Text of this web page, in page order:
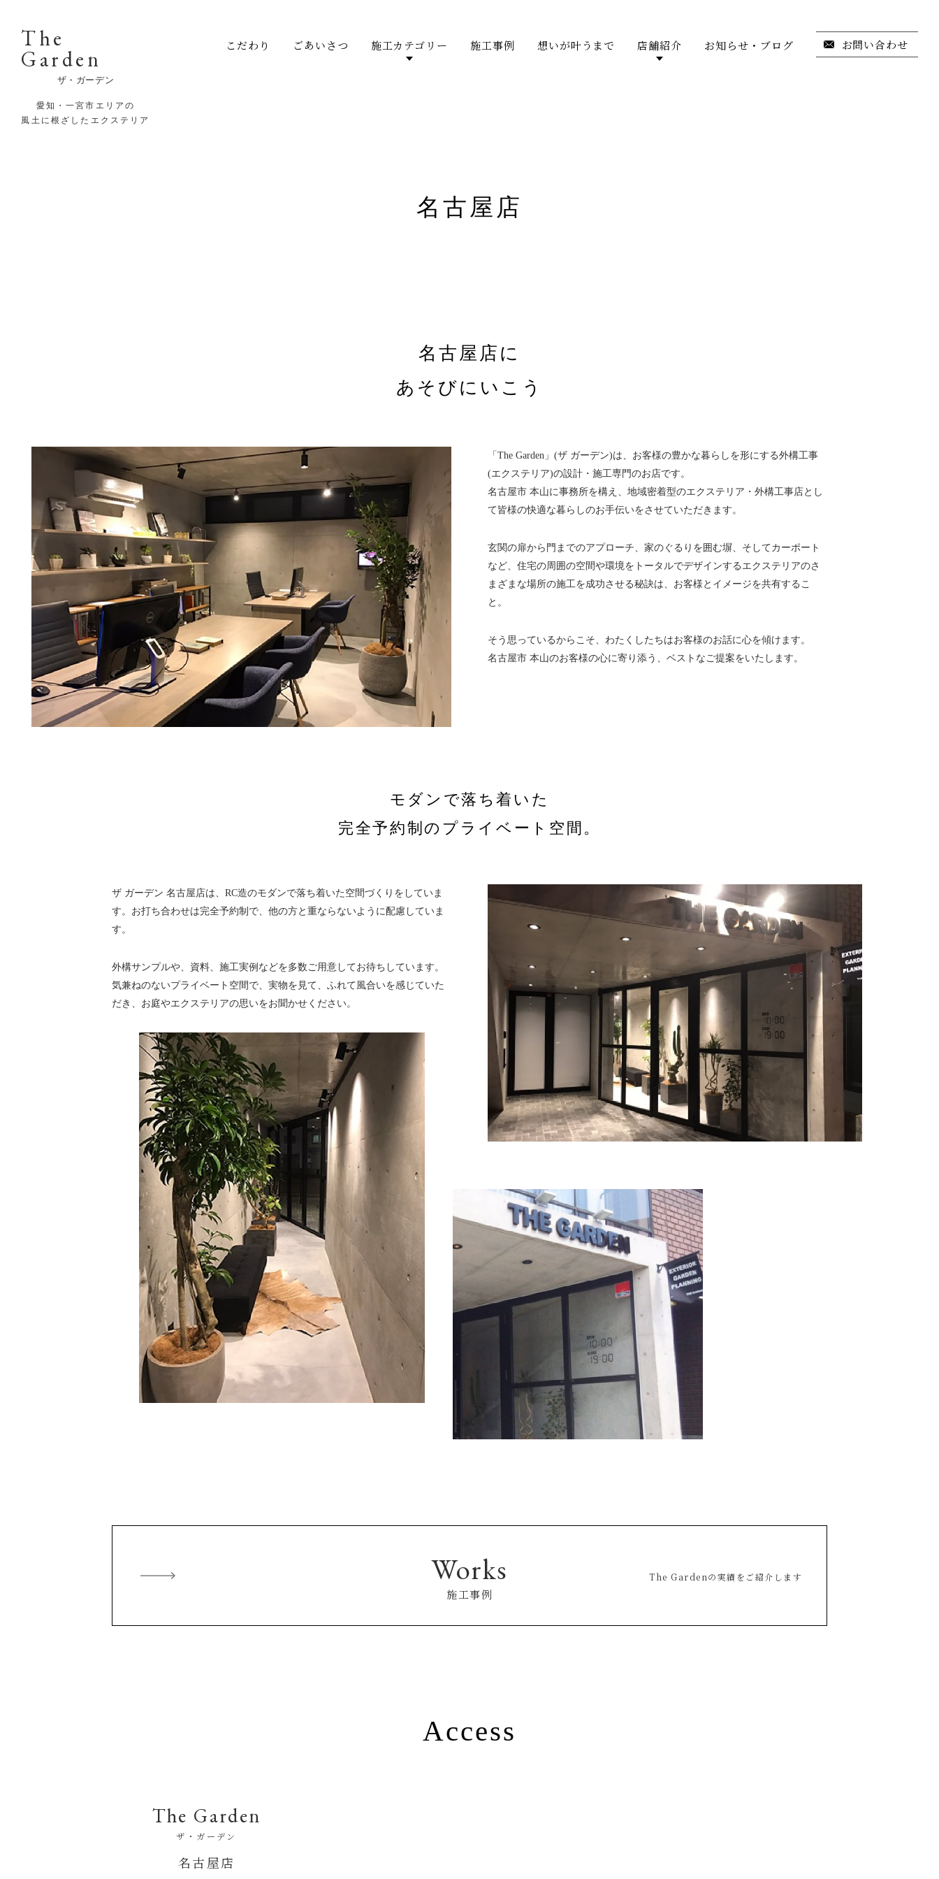
The
Garden
ザ・ガーデン
愛知・一宮市エリアの
風土に根ざしたエクステリア
こだわり ごあいさつ 施工カテゴリー 施工事例 想いが叶うまで 店舗紹介 お知らせ・ブログ お問い合わせ
名古屋店
名古屋店に
あそびにいこう
「The Garden」(ザ ガーデン)は、お客様の豊かな暮らしを形にする外構工事
(エクステリア)の設計・施工専門のお店です。
名古屋市 本山に事務所を構え、地域密着型のエクステリア・外構工事店とし
て皆様の快適な暮らしのお手伝いをさせていただきます。
玄関の扉から門までのアプローチ、家のぐるりを囲む塀、そしてカーポート
など、住宅の周囲の空間や環境をトータルでデザインするエクステリアのさ
まざまな場所の施工を成功させる秘訣は、お客様とイメージを共有するこ
と。
そう思っているからこそ、わたくしたちはお客様のお話に心を傾けます。
名古屋市 本山のお客様の心に寄り添う、ベストなご提案をいたします。
モダンで落ち着いた
完全予約制のプライベート空間。
ザ ガーデン 名古屋店は、RC造のモダンで落ち着いた空間づくりをしていま
す。お打ち合わせは完全予約制で、他の方と重ならないように配慮していま
す。
外構サンプルや、資料、施工実例などを多数ご用意してお待ちしています。
気兼ねのないプライベート空間で、実物を見て、ふれて風合いを感じていた
だき、お庭やエクステリアの思いをお聞かせください。
Works
施工事例
The Gardenの実績をご紹介します
Access
The Garden
ザ・ガーデン
名古屋店